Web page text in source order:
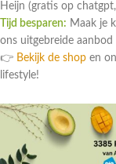
Heijn (gratis op
Tijd besparen: Maak je
ons uitgebreide
👉 Bekijk de shop en
lifestyle!